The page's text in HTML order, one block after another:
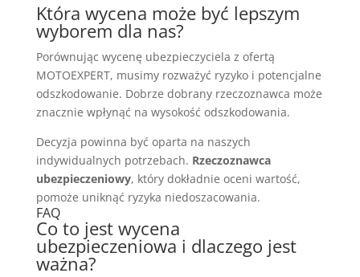
Która wycena może być lepszym
wyborem dla nas?
Porównując wycenę ubezpieczyciela z ofertą
MOTOEXPERT, musimy rozważyć ryzyko i potencjalne
odszkodowanie. Dobrze dobrany rzeczoznawca może
znacznie wpłynąć na wysokość odszkodowania.
Decyzja powinna być oparta na naszych
indywidualnych potrzebach. Rzeczoznawca
ubezpieczeniowy, który dokładnie oceni wartość,
pomoże uniknąć ryzyka niedoszacowania.
FAQ
Co to jest wycena
ubezpieczeniowa i dlaczego jest
ważna?